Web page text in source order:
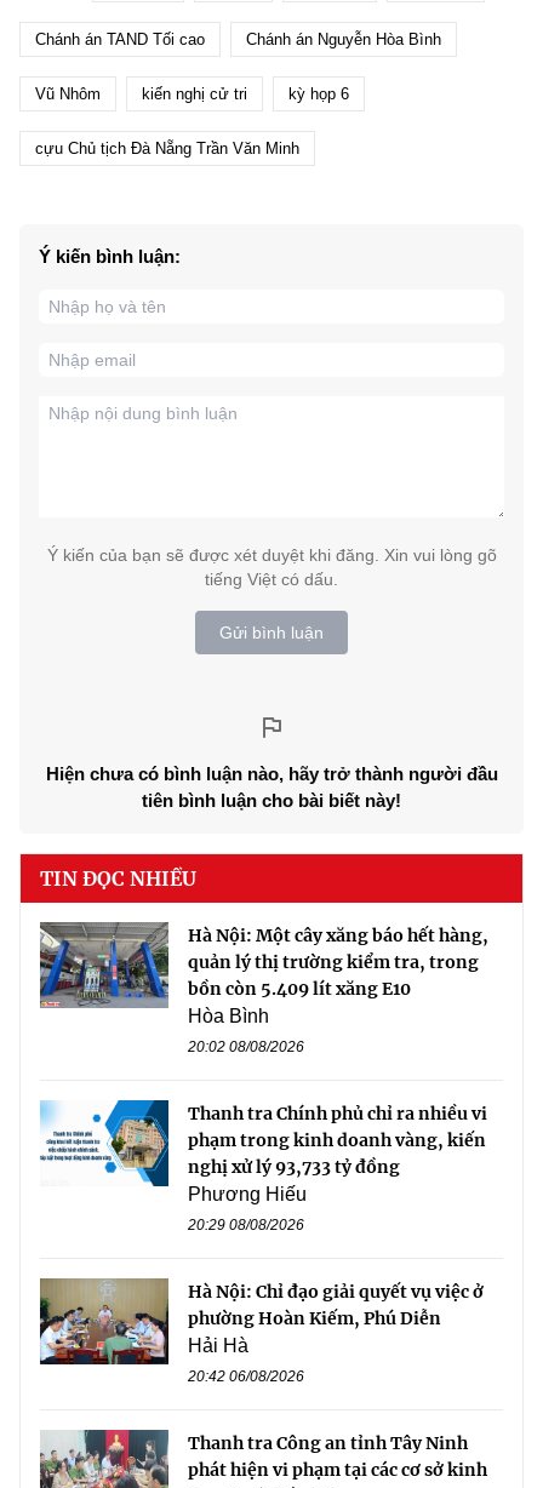
Chánh án TAND Tối cao Chánh án Nguyễn Hòa Bình
Vũ Nhôm kiến nghị cử tri kỳ họp 6
cựu Chủ tịch Đà Nẵng Trần Văn Minh
Ý kiến bình luận:
Ý kiến của bạn sẽ được xét duyệt khi đăng. Xin vui lòng gõ
tiếng Việt có dấu.
Gửi bình luận
Hiện chưa có bình luận nào, hãy trở thành người đầu
tiên bình luận cho bài biết này!
TIN ĐỌC NHIỀU
Hà Nội: Một cây xăng báo hết hàng,
quản lý thị trường kiểm tra, trong
bồn còn 5.409 lít xăng E10
Hòa Bình
20:02 08/08/2026
Thanh tra Chính phủ chỉ ra nhiều vi
phạm trong kinh doanh vàng, kiến
nghị xử lý 93,733 tỷ đồng
Phương Hiếu
20:29 08/08/2026
Hà Nội: Chỉ đạo giải quyết vụ việc ở
phường Hoàn Kiếm, Phú Diễn
Hải Hà
20:42 06/08/2026
Thanh tra Công an tỉnh Tây Ninh
phát hiện vi phạm tại các cơ sở kinh